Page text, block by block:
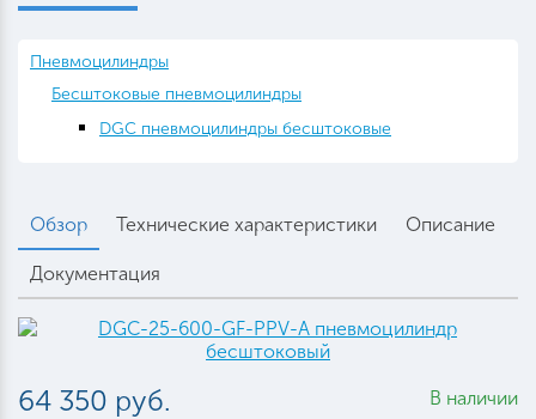
Пневмоцилиндры
Бесштоковые пневмоцилиндры
DGC пневмоцилиндры бесштоковые
Обзор Технические характеристики Описание
Документация
64 350 руб. В наличии